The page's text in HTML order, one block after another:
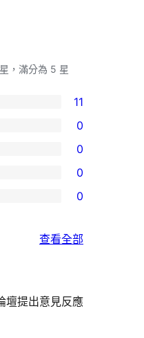
星，滿分為 5 星
11
0
0
0
0
查看全部
評
壇提出意見反應